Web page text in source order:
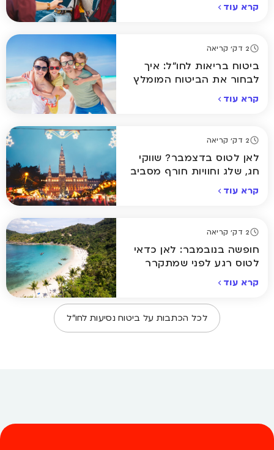
קרא עוד
2 דק' קריאה
ביטוח בריאות לחו"ל: איך
לבחור את הביטוח המומלץ
קרא עוד
2 דק' קריאה
לאן לטוס בדצמבר? שווקי
חג, שלג וחוויות חורף מסביב
קרא עוד
2 דק' קריאה
חופשה בנובמבר: לאן כדאי
לטוס רגע לפני שמתקרר
קרא עוד
לכל הכתבות על ביטוח נסיעות לחו״ל